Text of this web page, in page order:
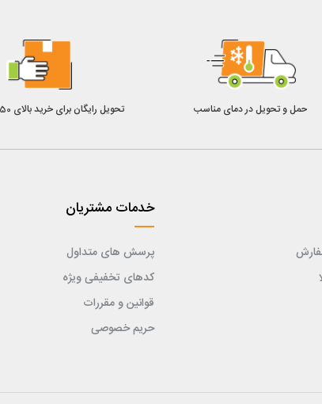
حمل و تحویل در دمای مناسب تحویل رایگان برای خرید بالای 150 هزار تومان
خدمات مشتریان
پرسش های متداول
کدهای تخفیفی ویژه
قوانین و مقررات
حریم خصوصی